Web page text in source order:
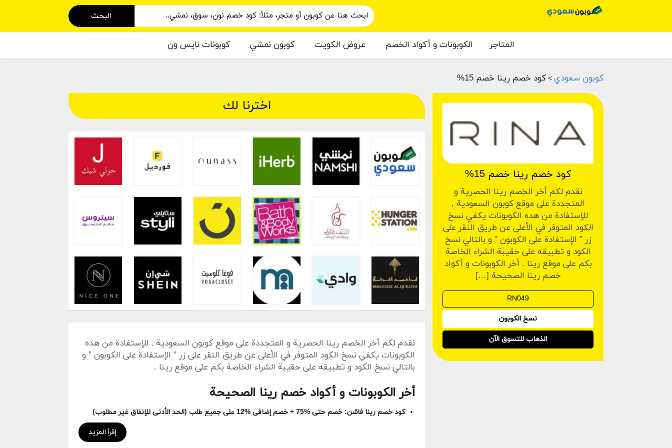
البحث
المتاجر الكوبونات و أكواد الخصم عروض الكويت كوبون نمشي كوبونات نايس ون
كوبون سعودي > كود خصم رينا خصم 15%
كود خصم رينا خصم 15%
نقدم لكم أخر الخصم رينا الحصرية و
المتجددة على موقع كوبون السعودية ,
للإستفادة من هده الكوبونات يكفي نسخ
الكود المتوفر في الأعلى عن طريق النقر على
زر ” الإستفادة على الكوبون ” و بالتالي نسخ
الكود و تطبيقه على حقيبة الشراء الخاصة
بكم على موقع رينا . أخر الكوبونات و أكواد
خصم رينا الصحيحة […]
نسخ الكوبون
الذهاب للتسوق الآن
اخترنا لك
إقرأ المزيد
نقدم لكم أخر الخصم رينا الحصرية و المتجددة على موقع كوبون السعودية , للإستفادة من هده
الكوبونات يكفي نسخ الكود المتوفر في الأعلى عن طريق النقر على زر ” الإستفادة على الكوبون ” و
بالتالي نسخ الكود و تطبيقه على حقيبة الشراء الخاصة بكم على موقع رينا .
أخر الكوبونات و أكواد خصم رينا الصحيحة
كود خصم رينا فاشن: خصم حتى %75 + خصم إضافي %12 على جميع طلب (الحد الأدنى للإنفاق غير مطلوب)